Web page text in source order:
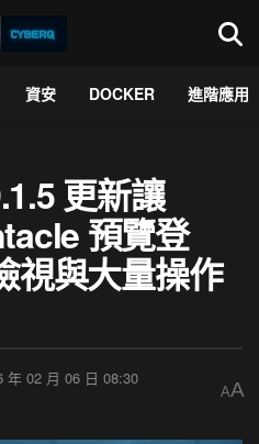
資安 DOCKER 進階應用
更新讓
預覽登
視與大量操作
年 02 月 06 日 08:30
AA